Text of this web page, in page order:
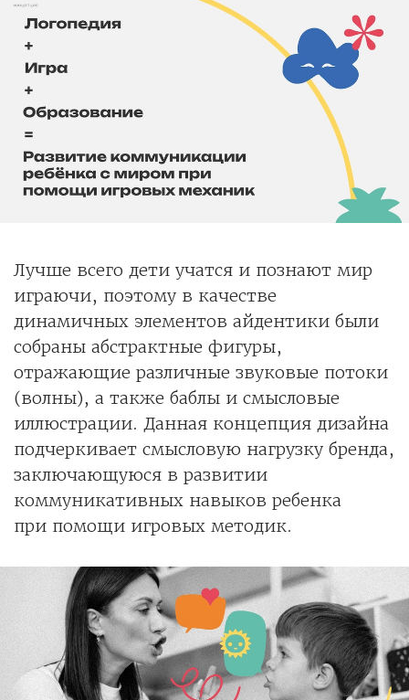
Лучше всего дети учатся и познают мир
играючи, поэтому в качестве
динамичных элементов айдентики были
собраны абстрактные фигуры,
отражающие различные звуковые потоки
(волны), а также баблы и смысловые
иллюстрации. Данная концепция дизайна
подчеркивает смысловую нагрузку бренда,
заключающуюся в развитии
коммуникативных навыков ребенка
при помощи игровых методик.